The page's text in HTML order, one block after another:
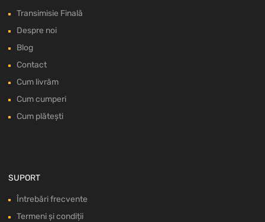
Transimisie Finală
Despre noi
Blog
Contact
Cum livrăm
Cum cumperi
Cum plătești
SUPORT
Întrebări frecvente
Termeni și condiții